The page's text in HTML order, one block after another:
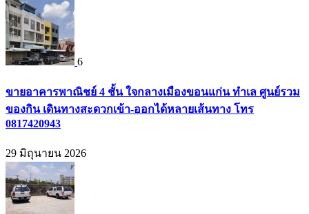
6
ขายอาคารพาณิชย์ 4 ชั้น ใจกลางเมืองขอนแก่น ทำเล ศูนย์รวม
ของกิน เดินทางสะดวกเข้า-ออกได้หลายเส้นทาง โทร
0817420943
29 มิถุนายน 2026